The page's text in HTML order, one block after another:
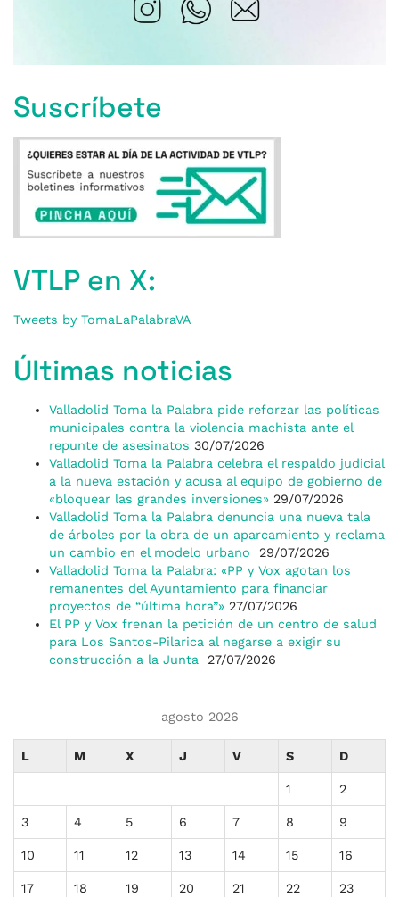
Suscríbete
VTLP en X:
Tweets by TomaLaPalabraVA
Últimas noticias
Valladolid Toma la Palabra pide reforzar las políticas
municipales contra la violencia machista ante el
repunte de asesinatos 30/07/2026
Valladolid Toma la Palabra celebra el respaldo judicial
a la nueva estación y acusa al equipo de gobierno de
«bloquear las grandes inversiones» 29/07/2026
Valladolid Toma la Palabra denuncia una nueva tala
de árboles por la obra de un aparcamiento y reclama
un cambio en el modelo urbano
29/07/2026
Valladolid Toma la Palabra: «PP y Vox agotan los
remanentes del Ayuntamiento para financiar
proyectos de “última hora”» 27/07/2026
El PP y Vox frenan la petición de un centro de salud
para Los Santos-Pilarica al negarse a exigir su
construcción a la Junta
27/07/2026
agosto 2026
L M X J V S D
1 2
3 4 5 6 7 8 9
10 11 12 13 14 15 16
17 18 19 20 21 22 23